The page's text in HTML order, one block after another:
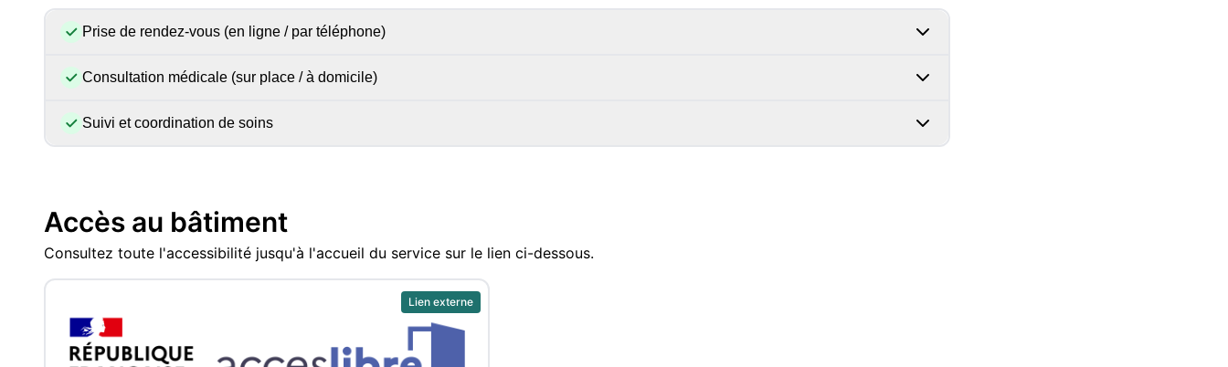
Prise de rendez-vous (en ligne / par téléphone)
Consultation médicale (sur place / à domicile)
Suivi et coordination de soins
Accès au bâtiment
Consultez toute l'accessibilité jusqu'à l'accueil du service sur le lien ci-dessous.
Lien externe